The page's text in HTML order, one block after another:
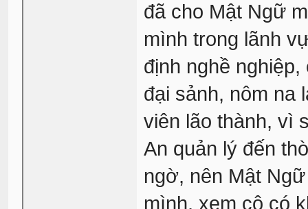
đã cho Mật Ngữ
mình trong lãnh
định nghề
đại sảnh, nôm na
viên lão thành, vì
An quản lý đến
ngờ, nên Mật
mình, xem cô có